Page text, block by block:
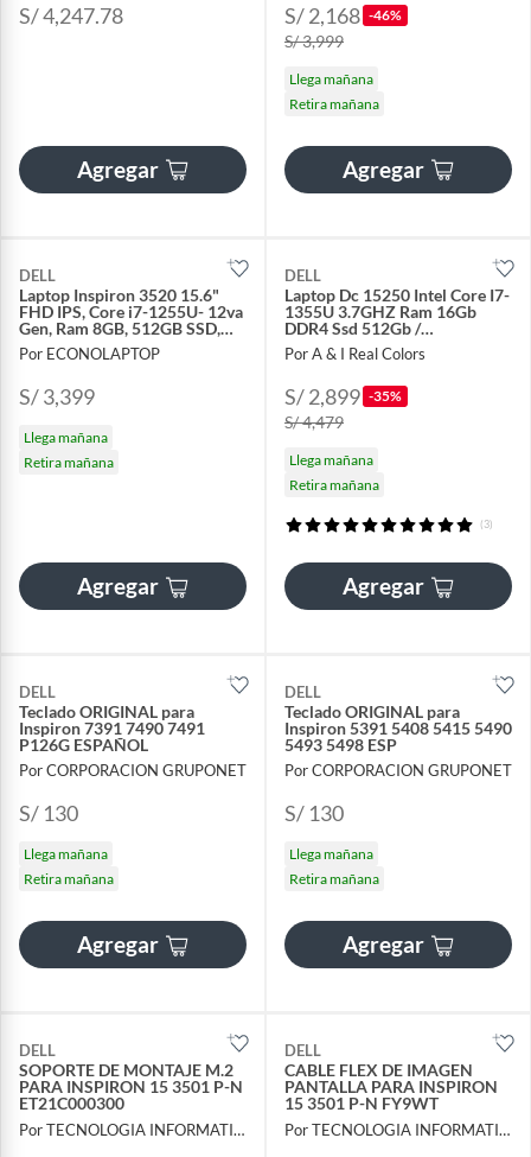
S/ 4,247.78
Agregar
S/ 2,168 -46%
S/ 3,999
Llega mañana
Retira mañana
Agregar
DELL
Laptop Inspiron 3520 15.6"
FHD IPS, Core i7-1255U- 12va
Gen, Ram 8GB, 512GB SSD,
Free Dos
Por ECONOLAPTOP
S/ 3,399
Llega mañana
Retira mañana
Agregar
DELL
Laptop Dc 15250 Intel Core I7-
1355U 3.7GHZ Ram 16Gb
DDR4 Ssd 512Gb /
Pantalla15.6 Fhd - 3XHY0
Por A & I Real Colors
S/ 2,899 -35%
S/ 4,479
Llega mañana
Retira mañana
(3)
Agregar
DELL
Teclado ORIGINAL para
Inspiron 7391 7490 7491
P126G ESPAÑOL
Por CORPORACION GRUPONET
S/ 130
Llega mañana
Retira mañana
Agregar
DELL
Teclado ORIGINAL para
Inspiron 5391 5408 5415 5490
5493 5498 ESP
Por CORPORACION GRUPONET
S/ 130
Llega mañana
Retira mañana
Agregar
DELL
SOPORTE DE MONTAJE M.2
PARA INSPIRON 15 3501 P-N
ET21C000300
Por TECNOLOGIA INFORMATICA Y CONSULTORIA
DELL
CABLE FLEX DE IMAGEN
PANTALLA PARA INSPIRON
15 3501 P-N FY9WT
Por TECNOLOGIA INFORMATICA Y CONSULTORIA